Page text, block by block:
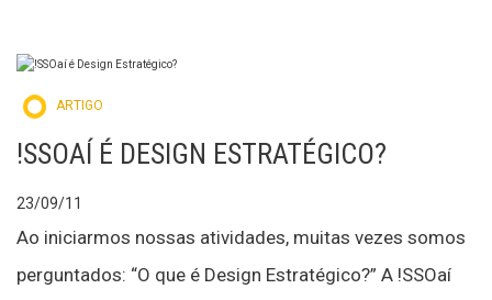
ARTIGO
!SSOAÍ É DESIGN ESTRATÉGICO?
23/09/11
Ao iniciarmos nossas atividades, muitas vezes somos
perguntados: “O que é Design Estratégico?” A !SSOaí